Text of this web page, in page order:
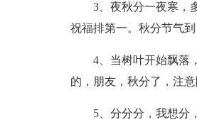
3、夜秋分一夜寒，
祝福排第一。秋分节气到
4、当树叶开始飘落
的，朋友，秋分了，注
5、分分分，我想分